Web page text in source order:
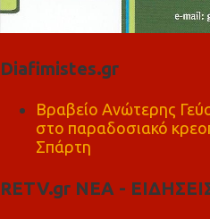
Diafimistes.gr
Βραβείο Ανώτερης
στο παραδοσιακό
Σπάρτη
RETV.gr ΝΕΑ -